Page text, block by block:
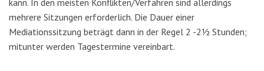
kann. In den meisten Konflikten/Verfahren sind allerdings
mehrere Sitzungen erforderlich. Die Dauer einer
Mediationssitzung beträgt dann in der Regel 2 -2½ Stunden;
mitunter werden Tagestermine vereinbart.